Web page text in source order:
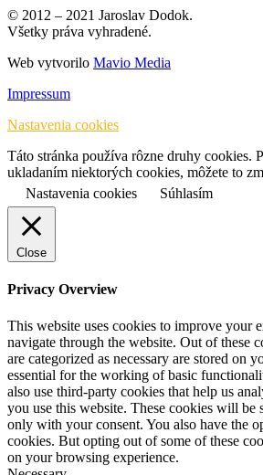
© 2012 – 2021 Jaroslav Dodok.
Všetky práva vyhradené.
Web vytvorilo Mavio Media
Impressum
Nastavenia cookies
Táto stránka používa rôzne druhy cookies.
ukladaním niektorých cookies, môžete to
Nastavenia cookies
Súhlasím
Close
Privacy Overview
This website uses cookies to improve your
navigate through the website. Out of these
are categorized as necessary are stored on
essential for the working of basic
also use third-party cookies that help us
you use this website. These cookies will be
only with your consent. You also have the
cookies. But opting out of some of these
on your browsing experience.